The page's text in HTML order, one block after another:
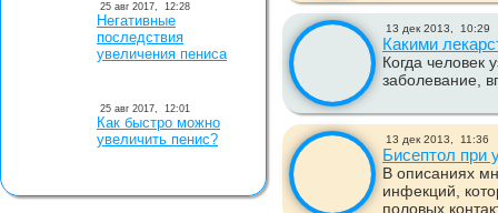
13 дек 2013, 10:29
Какими
Когда человек
заболевание,
13 дек 2013, 11:36
Бисептол при
В описаниях
инфекций,
половых
25 авг 2017, 12:28
Негативные
последствия
увеличения пениса
25 авг 2017, 12:01
Как быстро можно
увеличить пенис?